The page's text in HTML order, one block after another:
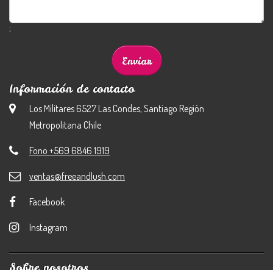
;
Información de contacto
Los Militares 6527 Las Condes, Santiago Región
Metropolitana Chile
Fono +569 6846 1919
ventas@freeandlush.com
Facebook
Instagram